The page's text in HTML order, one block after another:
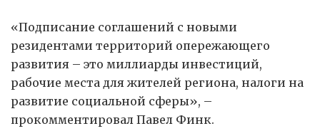
«Подписание соглашений с новыми
резидентами территорий опережающего
развития – это миллиарды инвестиций,
рабочие места для жителей региона, налоги на
развитие социальной сферы», –
прокомментировал Павел Финк.